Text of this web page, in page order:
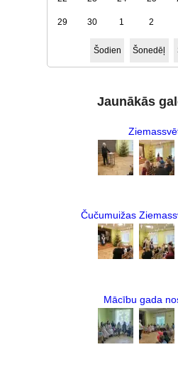
29 30 1 2
Šodien Šonedēļ
Jaunākās
Čučumuižas
Mācību gada